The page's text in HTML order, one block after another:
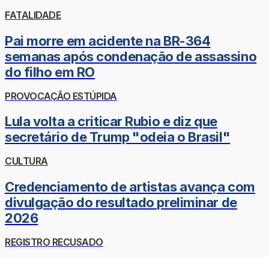
FATALIDADE
Pai morre em acidente na BR-364
semanas após condenação de assassino
do filho em RO
PROVOCAÇÃO ESTÚPIDA
Lula volta a criticar Rubio e diz que
secretário de Trump "odeia o Brasil"
CULTURA
Credenciamento de artistas avança com
divulgação do resultado preliminar de
2026
REGISTRO RECUSADO